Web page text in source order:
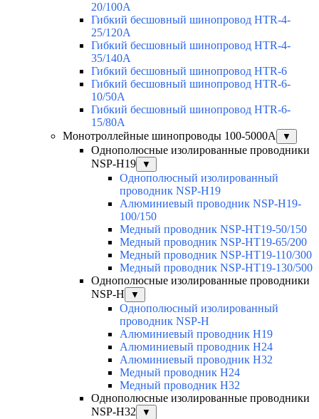
20/100A
Гибкий бесшовный шинопровод HTR-4-
25/120A
Гибкий бесшовный шинопровод HTR-4-
35/140A
Гибкий бесшовный шинопровод HTR-6
Гибкий бесшовный шинопровод HTR-6-
10/50A
Гибкий бесшовный шинопровод HTR-6-
15/80A
Монотроллейные шинопроводы 100-5000А
▼
Однополюсные изолированные проводники
NSP-H19
▼
Однополюсный изолированный
проводник NSP-H19
Алюминиевый проводник NSP-H19-
100/150
Медный проводник NSP-HT19-50/150
Медный проводник NSP-HT19-65/200
Медный проводник NSP-HT19-110/300
Медный проводник NSP-HT19-130/500
Однополюсные изолированные проводники
NSP-H
▼
Однополюсный изолированный
проводник NSP-H
Алюминиевый проводник H19
Алюминиевый проводник H24
Алюминиевый проводник H32
Медный проводник H24
Медный проводник H32
Однополюсные изолированные проводники
NSP-H32
▼